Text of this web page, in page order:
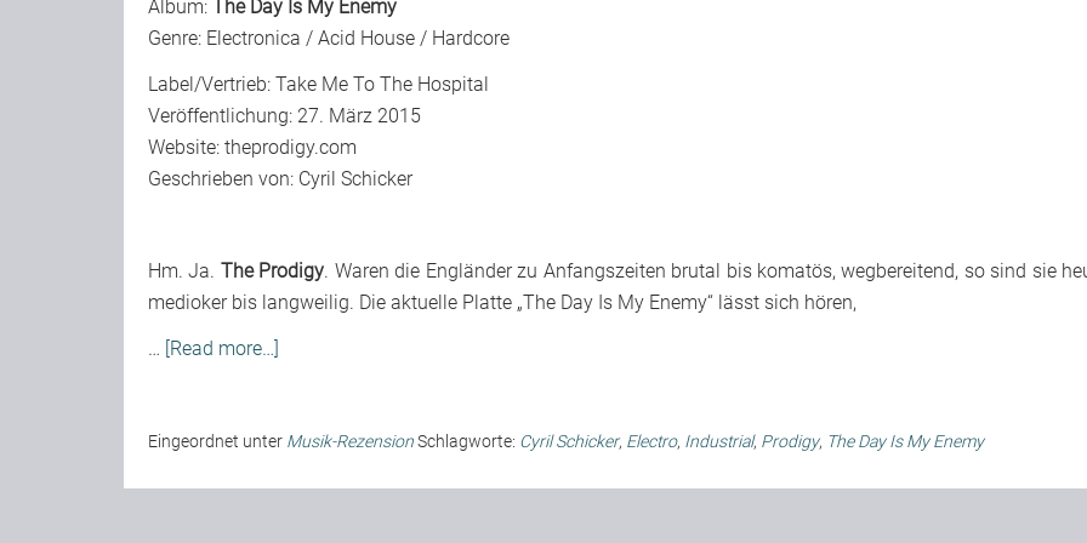
Album:
The Day Is My Enemy
Genre: Electronica / Acid House / Hardcore
Label/Vertrieb: Take Me To The Hospital
Veröffentlichung: 27. März 2015
Website: theprodigy.com
Geschrieben von: Cyril Schicker
Hm. Ja. The Prodigy. Waren die Engländer zu Anfangszeiten brutal bis komatös, wegbereitend, so sind sie
medioker bis langweilig. Die aktuelle Platte „The Day Is My Enemy“ lässt sich hören,
… [Read more…]
Eingeordnet unter Musik-RezensionSchlagworte: Cyril Schicker, Electro, Industrial, Prodigy, The Day Is My Enemy